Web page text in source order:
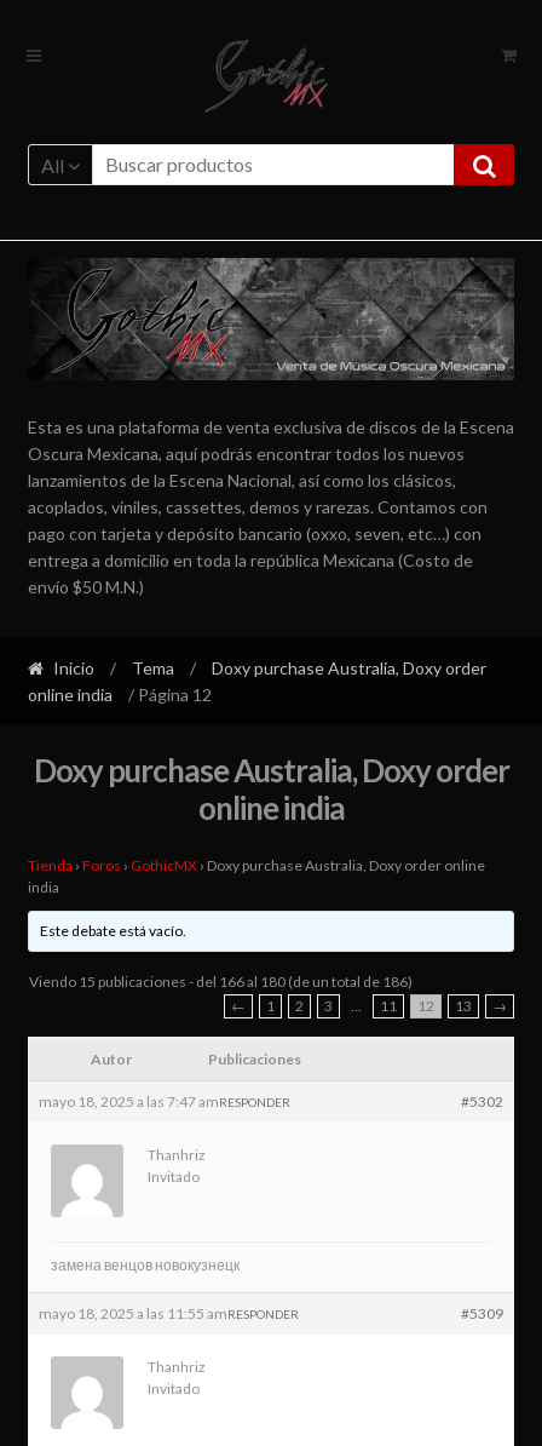
Ir
Ir
All
Esta es una plataforma de venta exclusiva de discos de la Escena
Oscura Mexicana, aquí podrás encontrar todos los nuevos
lanzamientos de la Escena Nacional, así como los clásicos,
acoplados, viniles, cassettes, demos y rarezas. Contamos con
pago con tarjeta y depósito bancario (oxxo, seven, etc…) con
entrega a domicilio en toda la república Mexicana (Costo de
envío $50 M.N.)
Inicio / Tema /
Doxy purchase Australia, Doxy order
online india
/ Página 12
Doxy purchase Australia, Doxy order
online india
Tienda › Foros › GothicMX › Doxy purchase Australia, Doxy order online
india
Este debate está vacío.
Viendo 15 publicaciones - del 166 al 180 (de un total de 186)
←
1 2 3 … 11 12 13 →
Autor Publicaciones
mayo 18, 2025 a las 7:47 am #5302
RESPONDER
Thanhriz
Invitado
замена венцов новокузнецк
mayo 18, 2025 a las 11:55 am #5309
RESPONDER
Thanhriz
Invitado